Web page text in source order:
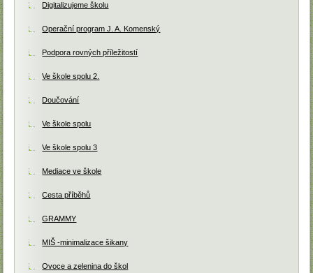
Digitalizujeme školu
Operační program J. A. Komenský
Podpora rovných příležitostí
Ve škole spolu 2.
Doučování
Ve škole spolu
Ve škole spolu 3
Mediace ve škole
Cesta příběhů
GRAMMY
MIŠ -minimalizace šikany
Ovoce a zelenina do škol